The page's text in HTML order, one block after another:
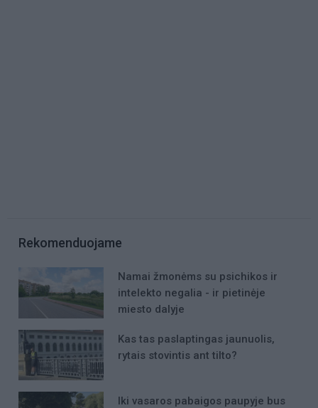
Rekomenduojame
Namai žmonėms su psichikos ir
intelekto negalia - ir pietinėje
miesto dalyje
Kas tas paslaptingas jaunuolis,
rytais stovintis ant tilto?
Iki vasaros pabaigos paupyje bus